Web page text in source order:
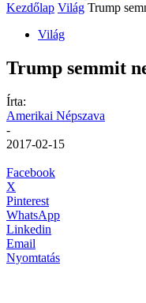
Kezdőlap Világ Trump
Világ
Trump semmit
Írta:
Amerikai Népszava
-
2017-02-15
Facebook
X
Pinterest
WhatsApp
Linkedin
Email
Nyomtatás